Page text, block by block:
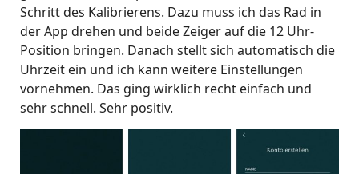
Schritt des Kalibrierens. Dazu muss ich das Rad in
der App drehen und beide Zeiger auf die 12 Uhr-
Position bringen. Danach stellt sich automatisch die
Uhrzeit ein und ich kann weitere Einstellungen
vornehmen. Das ging wirklich recht einfach und
sehr schnell. Sehr positiv.